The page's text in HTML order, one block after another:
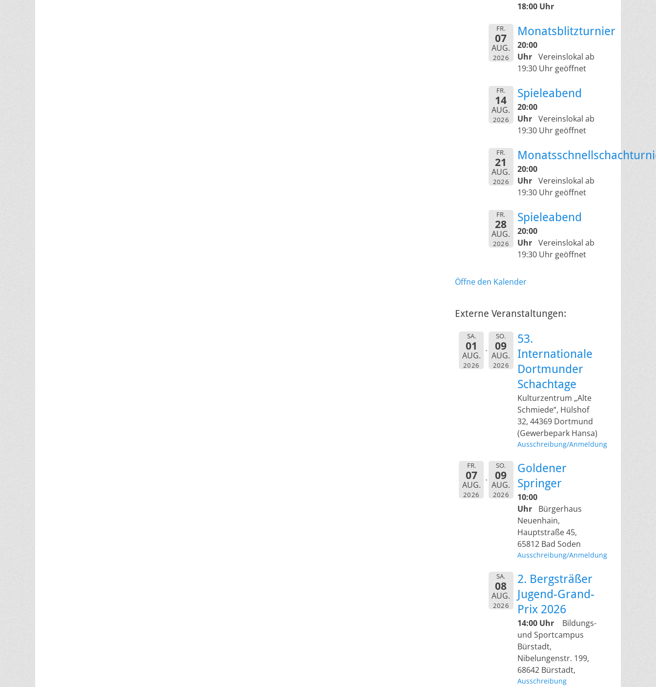
18:00 Uhr
FR.
07
AUG.
2026
Monatsblitzturnier
20:00
Uhr Vereinslokal ab
19:30 Uhr geöffnet
FR.
14
AUG.
2026
Spieleabend
20:00
Uhr Vereinslokal ab
19:30 Uhr geöffnet
FR.
21
AUG.
2026
20:00
Uhr Vereinslokal ab
19:30 Uhr geöffnet
FR.
28
AUG.
2026
Spieleabend
20:00
Uhr Vereinslokal ab
19:30 Uhr geöffnet
Öffne den Kalender
Externe Veranstaltungen:
SA.
01
AUG.
2026
SO.
09
AUG.
2026
53.
Internationale
Dortmunder
Schachtage
Kulturzentrum „Alte
Schmiede“, Hülshof
32, 44369 Dortmund
(Gewerbepark Hansa)
Ausschreibung/Anmeldung
FR.
07
AUG.
2026
SO.
09
AUG.
2026
Goldener
Springer
10:00
Uhr
Bürgerhaus
Neuenhain,
Hauptstraße 45,
65812 Bad Soden
Ausschreibung/Anmeldung
SA.
08
AUG.
2026
2. Bergsträßer
Jugend-Grand-
Prix 2026
14:00 Uhr
Bildungs-
und Sportcampus
Bürstadt,
Nibelungenstr. 199,
68642 Bürstadt,
Ausschreibung